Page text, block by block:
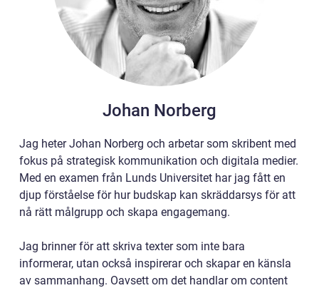
Johan Norberg
Jag heter Johan Norberg och arbetar som skribent med
fokus på strategisk kommunikation och digitala medier.
Med en examen från Lunds Universitet har jag fått en
djup förståelse för hur budskap kan skräddarsys för att
nå rätt målgrupp och skapa engagemang.
Jag brinner för att skriva texter som inte bara
informerar, utan också inspirerar och skapar en känsla
av sammanhang. Oavsett om det handlar om content